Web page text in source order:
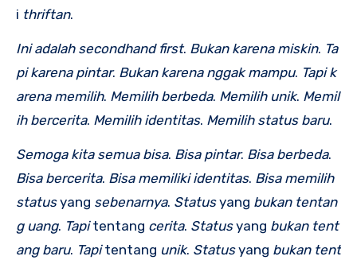
i thriftan.
Ini adalah secondhand first. Bukan karena miskin. Ta
pi karena pintar. Bukan karena nggak mampu. Tapi k
arena memilih. Memilih berbeda. Memilih unik. Memil
ih bercerita. Memilih identitas. Memilih status baru.
Semoga kita semua bisa. Bisa pintar. Bisa berbeda.
Bisa bercerita. Bisa memiliki identitas. Bisa memilih
statusyang sebenarnya. Statusyang bukan tentan
g uang. Tapitentang cerita. Statusyang bukan tent
ang baru. Tapitentang unik. Statusyang bukan tent